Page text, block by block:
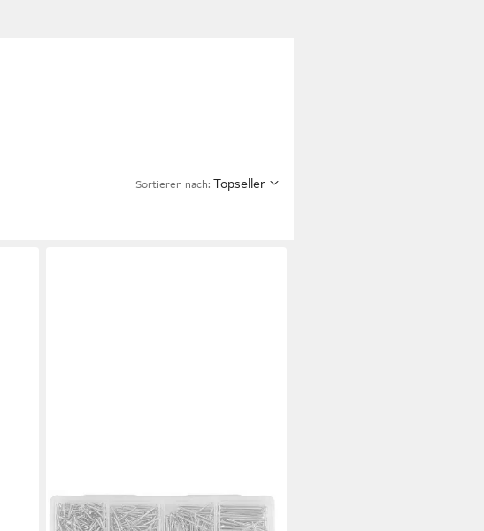
Sortieren nach: Topseller
LUXUSKOLLEKTION
Nagel Nägel-Sortiment-Set 900